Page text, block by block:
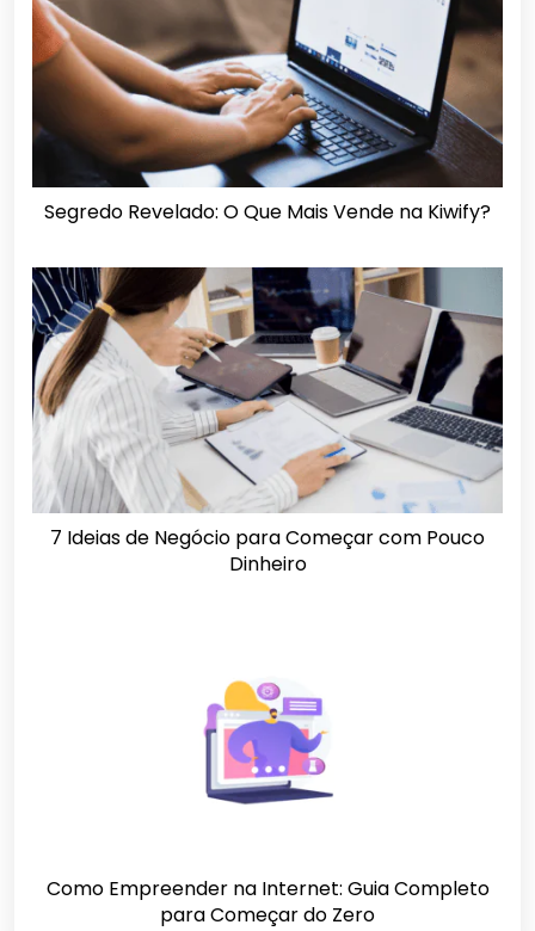
Segredo Revelado: O Que Mais Vende na Kiwify?
7 Ideias de Negócio para Começar com Pouco
Dinheiro
Como Empreender na Internet: Guia Completo
para Começar do Zero